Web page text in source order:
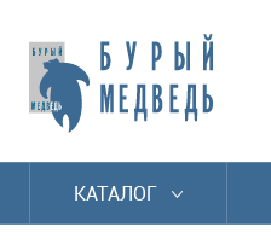
КАТАЛОГ